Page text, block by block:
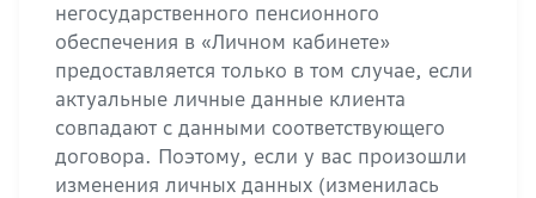
негосударственного пенсионного
обеспечения в «Личном кабинете»
предоставляется только в том случае, если
актуальные личные данные клиента
совпадают с данными соответствующего
договора. Поэтому, если у вас произошли
изменения личных данных (изменилась